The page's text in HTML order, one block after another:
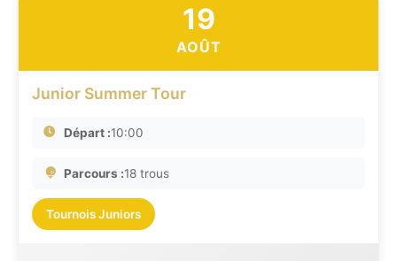
19
AOÛT
Junior Summer Tour
Départ :10:00
Parcours :18 trous
Tournois Juniors